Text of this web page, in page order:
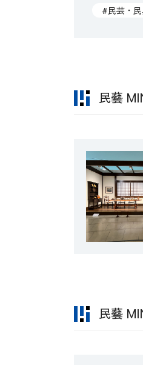
#民芸・
民藝
民藝